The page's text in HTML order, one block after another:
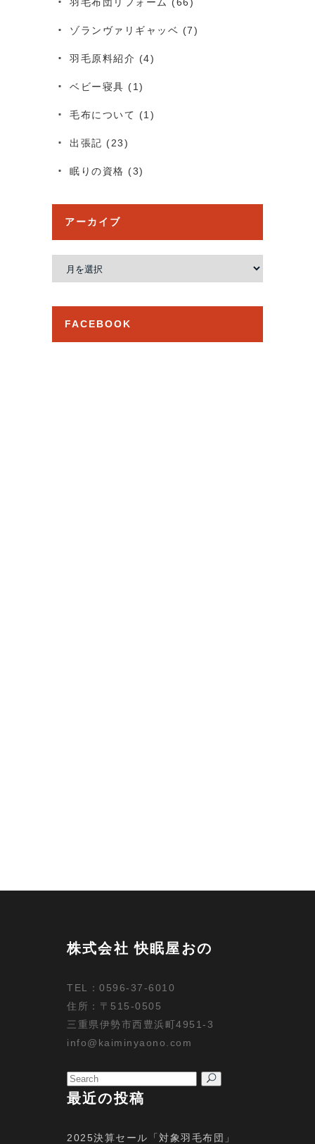
ゾランヴァリギャッベ (7)
羽毛原料紹介 (4)
ベビー寝具 (1)
毛布について (1)
出張記 (23)
眠りの資格 (3)
アーカイブ
ー
FACEBOOK
株式会社 快眠屋おの
TEL：0596-37-6010
住所：〒515-0505
三重県伊勢市西豊浜町4951-3
info@kaiminyaono.com
Search
for:
最近の投稿
2025決算セール「対象羽毛布団」